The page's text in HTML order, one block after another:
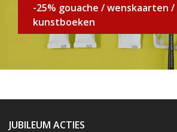
-25% gouache / wenskaarten /
kunstboeken
JUBILEUM ACTIES